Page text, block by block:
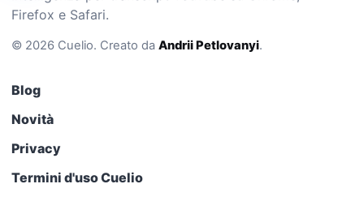
Firefox e Safari.
© 2026 Cuelio. Creato da Andrii Petlovanyi.
Blog
Novità
Privacy
Termini d'uso Cuelio